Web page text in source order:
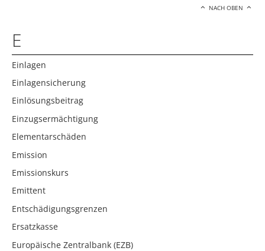
NACH OBEN
E
Einlagen
Einlagensicherung
Einlösungsbeitrag
Einzugsermächtigung
Elementarschäden
Emission
Emissionskurs
Emittent
Entschädigungsgrenzen
Ersatzkasse
Europäische Zentralbank (EZB)